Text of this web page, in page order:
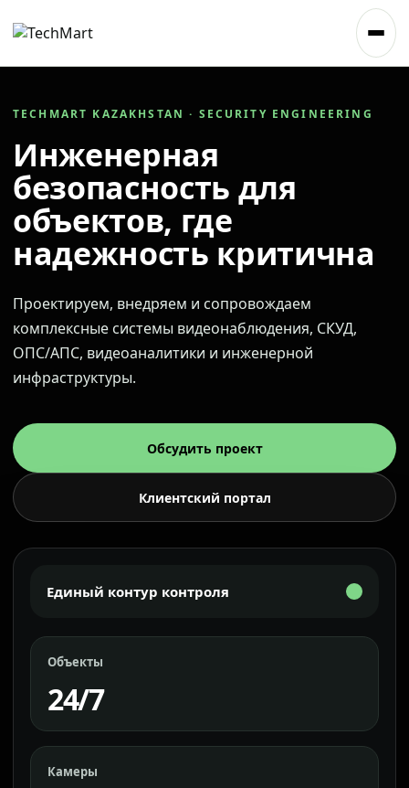
TECHMART KAZAKHSTAN · SECURITY ENGINEERING
Инженерная
безопасность для
объектов, где
надежность критична
Проектируем, внедряем и сопровождаем
комплексные системы видеонаблюдения, СКУД,
ОПС/АПС, видеоаналитики и инженерной
инфраструктуры.
Обсудить проект
Клиентский портал
Единый контур контроля
Объекты
24/7
Камеры